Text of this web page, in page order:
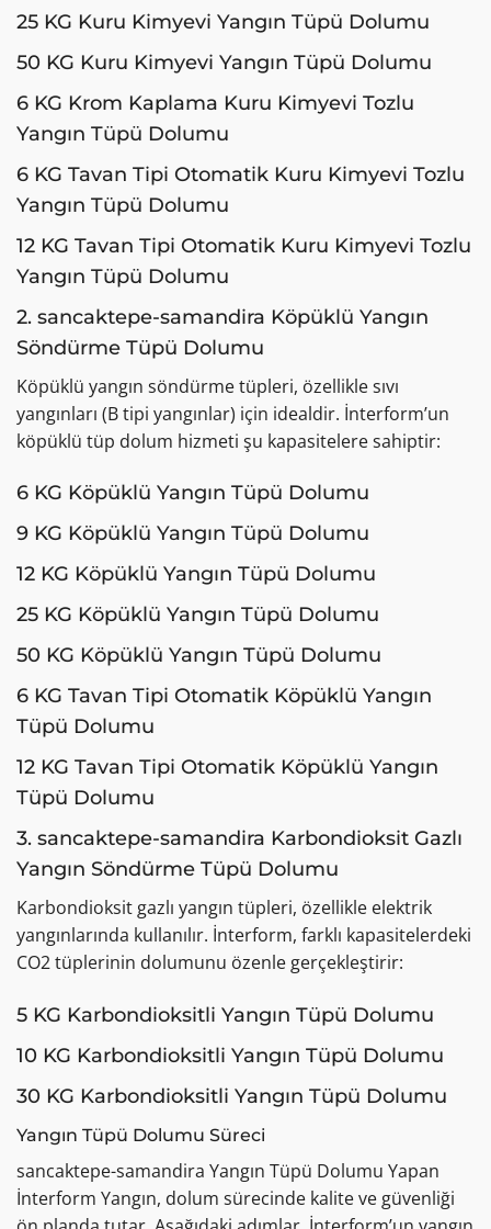
25 KG Kuru Kimyevi Yangın Tüpü Dolumu
50 KG Kuru Kimyevi Yangın Tüpü Dolumu
6 KG Krom Kaplama Kuru Kimyevi Tozlu
Yangın Tüpü Dolumu
6 KG Tavan Tipi Otomatik Kuru Kimyevi Tozlu
Yangın Tüpü Dolumu
12 KG Tavan Tipi Otomatik Kuru Kimyevi Tozlu
Yangın Tüpü Dolumu
2. sancaktepe-samandira Köpüklü Yangın
Söndürme Tüpü Dolumu
Köpüklü yangın söndürme tüpleri, özellikle sıvı
yangınları (B tipi yangınlar) için idealdir. İnterform’un
köpüklü tüp dolum hizmeti şu kapasitelere sahiptir:
6 KG Köpüklü Yangın Tüpü Dolumu
9 KG Köpüklü Yangın Tüpü Dolumu
12 KG Köpüklü Yangın Tüpü Dolumu
25 KG Köpüklü Yangın Tüpü Dolumu
50 KG Köpüklü Yangın Tüpü Dolumu
6 KG Tavan Tipi Otomatik Köpüklü Yangın
Tüpü Dolumu
12 KG Tavan Tipi Otomatik Köpüklü Yangın
Tüpü Dolumu
3. sancaktepe-samandira Karbondioksit Gazlı
Yangın Söndürme Tüpü Dolumu
Karbondioksit gazlı yangın tüpleri, özellikle elektrik
yangınlarında kullanılır. İnterform, farklı kapasitelerdeki
CO2 tüplerinin dolumunu özenle gerçekleştirir:
5 KG Karbondioksitli Yangın Tüpü Dolumu
10 KG Karbondioksitli Yangın Tüpü Dolumu
30 KG Karbondioksitli Yangın Tüpü Dolumu
Yangın Tüpü Dolumu Süreci
sancaktepe-samandira Yangın Tüpü Dolumu Yapan
İnterform Yangın, dolum sürecinde kalite ve güvenliği